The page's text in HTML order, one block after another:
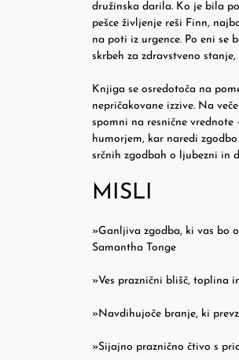
družinska darila. Ko je bila
pešce življenje reši Finn,
na poti iz urgence. Po eni se
skrbeh za zdravstveno
Knjiga se osredotoča na
nepričakovane izzive. Na
spomni na resnične
humorjem, kar naredi
srčnih zgodbah o ljubezni in
MISLI
»Ganljiva zgodba, ki vas bo
Samantha Tonge
»Ves praznični blišč, toplina
»Navdihujoče branje, ki
»Sijajno praznično čtivo s